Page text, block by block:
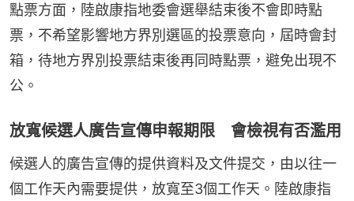
點票方面，陸啟康指地委會選舉結束後不會即時點
票，不希望影響地方界別選區的投票意向，屆時會封
箱，待地方界別投票結束後再同時點票，避免出現不
公。
放寬候選人廣告宣傳申報期限 會檢視有否濫用
候選人的廣告宣傳的提供資料及文件提交，由以往一
個工作天內需要提供，放寬至3個工作天。陸啟康指